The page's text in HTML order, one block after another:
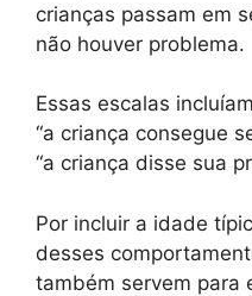
crianças passam em
não houver problema.
Essas escalas
“a criança consegue
“a criança disse sua
Por incluir a idade
desses
também servem para